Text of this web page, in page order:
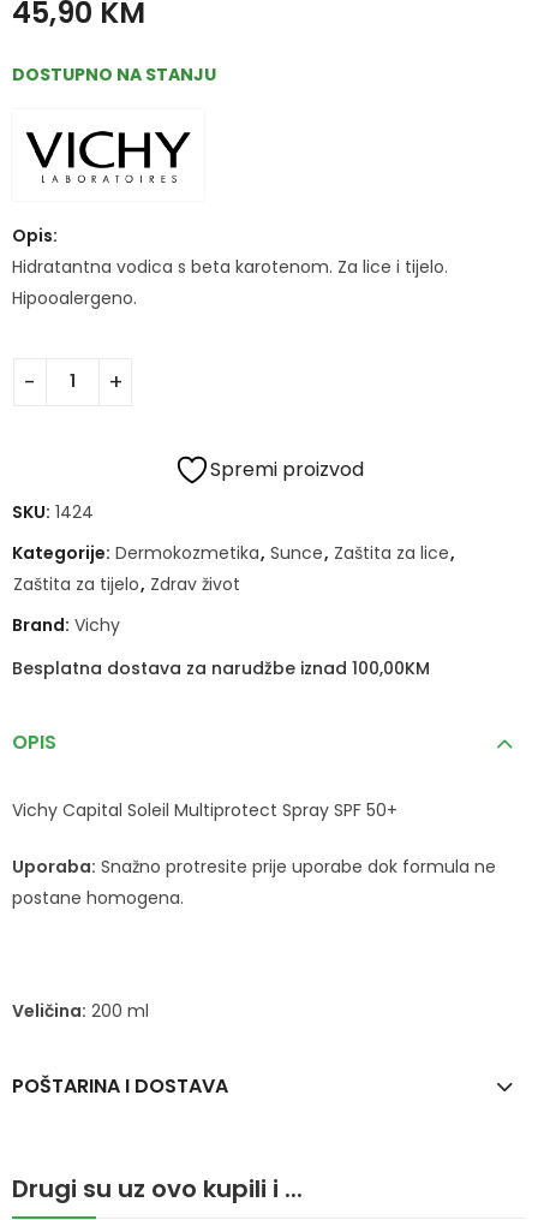
45,90 KM
DOSTUPNO NA STANJU
Opis:
Hidratantna vodica s beta karotenom. Za lice i tijelo.
Hipooalergeno.
Spremi proizvod
SKU: 1424
Kategorije: Dermokozmetika, Sunce, Zaštita za lice,
Zaštita za tijelo, Zdrav život
Brand: Vichy
Besplatna dostava za narudžbe iznad 100,00KM
OPIS
Vichy Capital Soleil Multiprotect Spray SPF 50+
Uporaba: Snažno protresite prije uporabe dok formula ne
postane homogena.
Veličina: 200 ml
POŠTARINA I DOSTAVA
Drugi su uz ovo kupili i ...